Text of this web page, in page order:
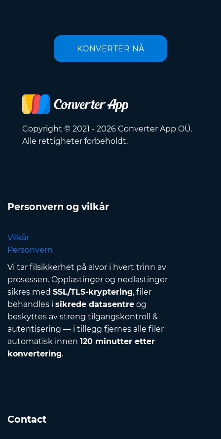
KONVERTER NÅ
Copyright © 2021 - 2026 Converter App OÜ.
Alle rettigheter forbeholdt.
Personvern og vilkår
Vilkår
Personvern
Vi tar filsikkerhet på alvor i hvert trinn av
prosessen. Opplastinger og nedlastinger
sikres med SSL/TLS-kryptering, filer
behandles i sikrede datasentre og
beskyttes av streng tilgangskontroll &
autentisering — i tillegg fjernes alle filer
automatisk innen 120 minutter etter
konvertering.
Contact